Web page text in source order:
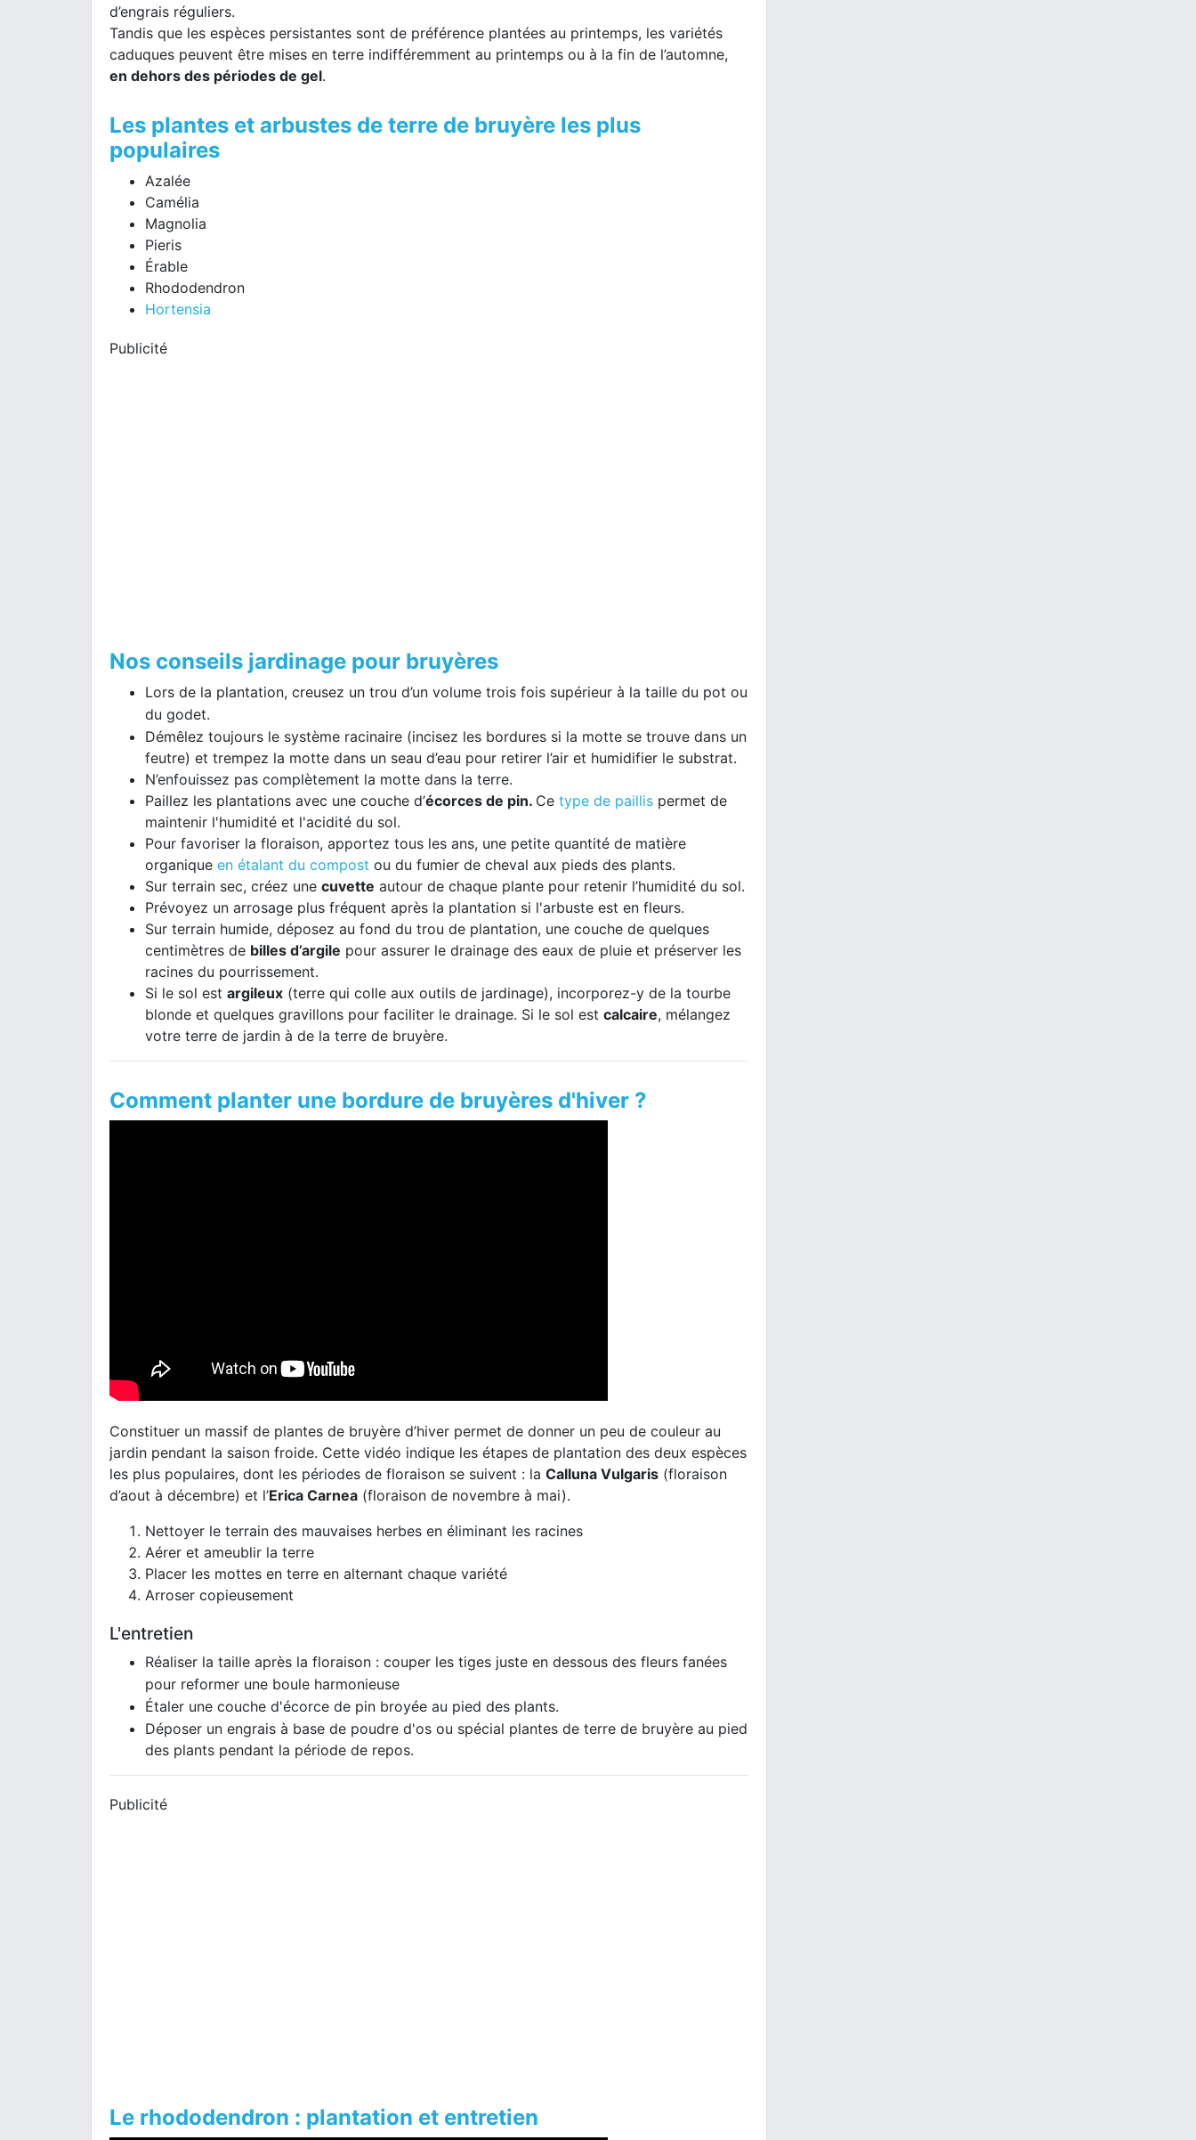
d’engrais réguliers.
Tandis que les espèces persistantes sont de préférence plantées au printemps, les variétés
caduques peuvent être mises en terre indifféremment au printemps ou à la fin de l’automne,
en dehors des périodes de gel.
Les plantes et arbustes de terre de bruyère les plus
populaires
Azalée
Camélia
Magnolia
Pieris
Érable
Rhododendron
Hortensia
Publicité
Nos conseils jardinage pour bruyères
Lors de la plantation, creusez un trou d’un volume trois fois supérieur à la taille du pot ou
du godet.
Démêlez toujours le système racinaire (incisez les bordures si la motte se trouve dans un
feutre) et trempez la motte dans un seau d’eau pour retirer l’air et humidifier le substrat.
N’enfouissez pas complètement la motte dans la terre.
Paillez les plantations avec une couche d’écorces de pin. Ce type de paillis permet de
maintenir l'humidité et l'acidité du sol.
Pour favoriser la floraison, apportez tous les ans, une petite quantité de matière
organique en étalant du compost ou du fumier de cheval aux pieds des plants.
Sur terrain sec, créez une cuvette autour de chaque plante pour retenir l’humidité du sol.
Prévoyez un arrosage plus fréquent après la plantation si l'arbuste est en fleurs.
Sur terrain humide, déposez au fond du trou de plantation, une couche de quelques
centimètres de billes d’argile pour assurer le drainage des eaux de pluie et préserver les
racines du pourrissement.
Si le sol est argileux (terre qui colle aux outils de jardinage), incorporez-y de la tourbe
blonde et quelques gravillons pour faciliter le drainage. Si le sol est calcaire, mélangez
votre terre de jardin à de la terre de bruyère.
Comment planter une bordure de bruyères d'hiver ?
Constituer un massif de plantes de bruyère d’hiver permet de donner un peu de couleur au
jardin pendant la saison froide. Cette vidéo indique les étapes de plantation des deux espèces
les plus populaires, dont les périodes de floraison se suivent : la Calluna Vulgaris (floraison
d’aout à décembre) et l’Erica Carnea (floraison de novembre à mai).
Nettoyer le terrain des mauvaises herbes en éliminant les racines
Aérer et ameublir la terre
Placer les mottes en terre en alternant chaque variété
Arroser copieusement
L'entretien
Réaliser la taille après la floraison : couper les tiges juste en dessous des fleurs fanées
pour reformer une boule harmonieuse
Étaler une couche d'écorce de pin broyée au pied des plants.
Déposer un engrais à base de poudre d'os ou spécial plantes de terre de bruyère au pied
des plants pendant la période de repos.
Publicité
Le rhododendron : plantation et entretien